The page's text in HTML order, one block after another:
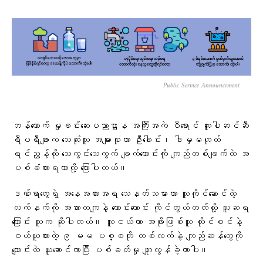
Public Service Announcement
ဘန်ကောက် မှုခင်းဆေးပညာဌာန အကြီးအကဲ ဝီရောင် ဆူပါဆင်ဆီ
ရီပရီချာက သေဆုံးသူ အများစုဟာ ဦးခေါင်း၊ ဒါမှမဟုတ်
ရင်ညွန့်လို သေကွင်းသေကွက် ချက်ကောင်းကို ကျည်တစ်ချက်ထဲ အ
ပစ်ခံထားရတာလို့ ပြောပါတယ်။
ဒဏ်ရာတွေရဲ့ အနေအထားအရ သေနတ်သမားဟာ သူကိုင်ဆောင်တဲ့
လက်နက်ကို အသားတကျနဲ့ ကောင်းကောင်း ကိုင်တွယ်တတ်လို့ ယူဆရ
ကြောင်း သူက ဆိုပါတယ်။ လူငယ်ဟာ အဖိုးဖြစ်သူ လိုင်စင်နဲ့
ဝယ်ယူထားတဲ့ ၉ မမ ပစ္စတို တစ်လက်နဲ့ ကျည်ဆန်တွေကို
ကျောင်းထဲ ယူဆောင်လာပြီး ပစ်ခတ်မှု ကျူးလွန်ခဲ့တာပါ။